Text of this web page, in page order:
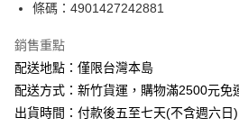
ATM付款
運送方式
下單前請先詢問庫存
每筆NT$130，滿NT$2,500(含以上)免
條碼：4901427242881
銷售重點
配送地點：僅限台灣本島
配送方式：新竹貨運，購物滿2500元免
出貨時間：付款後五至七天(不含週六日)